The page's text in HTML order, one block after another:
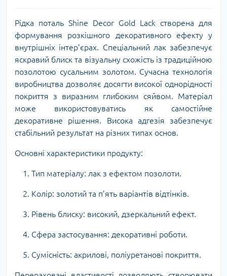
Рідка поталь Shine Decor Gold Lack створена для
формування розкішного декоративного ефекту у
внутрішніх інтер’єрах. Спеціальний лак забезпечує
яскравий блиск та візуальну схожість із традиційною
позолотою сусальним золотом. Сучасна технологія
виробництва дозволяє досягти високої однорідності
покриття з виразним глибоким сяйвом. Матеріал
може використовуватись як самостійне
декоративне рішення. Висока адгезія забезпечує
стабільний результат на різних типах основ.
Основні характеристики продукту:
1. Тип матеріалу: лак з ефектом позолоти.
2. Колір: золотий та п’ять варіантів відтінків.
3. Рівень блиску: високий, дзеркальний ефект.
4. Сфера застосування: декоративні роботи.
5. Сумісність: акрилові, поліуретанові покриття.